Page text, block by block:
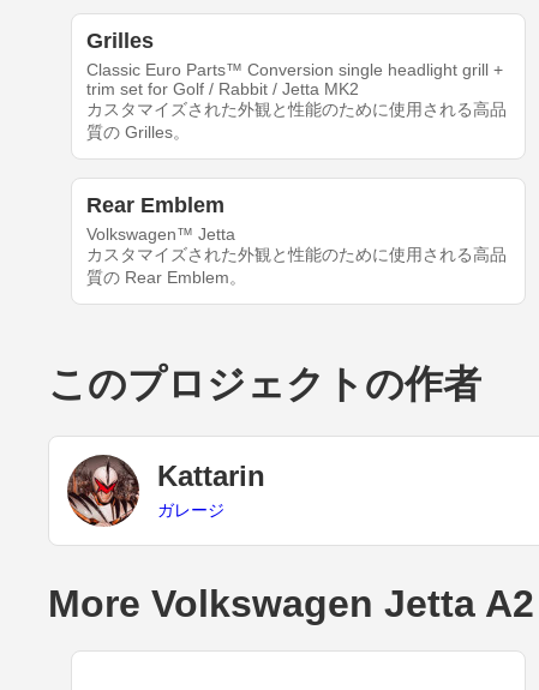
Grilles
Classic Euro Parts™ Conversion single headlight grill +
trim set for Golf / Rabbit / Jetta MK2
カスタマイズされた外観と性能のために使用される高品
質の Grilles。
Rear Emblem
Volkswagen™ Jetta
カスタマイズされた外観と性能のために使用される高品
質の Rear Emblem。
このプロジェクトの作者
Kattarin
ガレージ
More Volkswagen Jetta